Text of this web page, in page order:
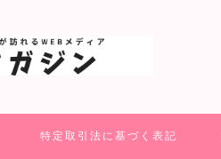
特定取引法に基づく表記